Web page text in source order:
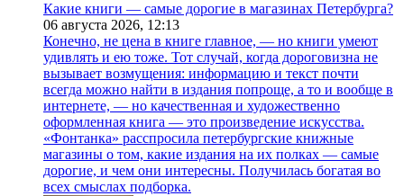
Какие книги — самые дорогие в магазинах Петербурга?
06 августа 2026, 12:13
Конечно, не цена в книге главное, — но книги умеют
удивлять и ею тоже. Тот случай, когда дороговизна не
вызывает возмущения: информацию и текст почти
всегда можно найти в издания попроще, а то и вообще в
интернете, — но качественная и художественно
оформленная книга — это произведение искусства.
«Фонтанка» расспросила петербургские книжные
магазины о том, какие издания на их полках — самые
дорогие, и чем они интересны. Получилась богатая во
всех смыслах подборка.